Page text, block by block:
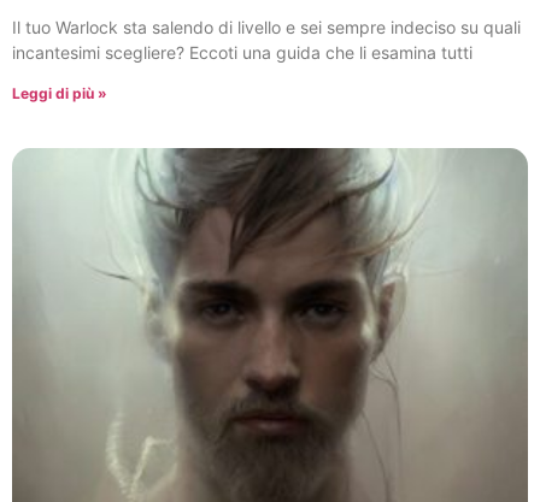
Il tuo Warlock sta salendo di livello e sei sempre indeciso su quali
incantesimi scegliere? Eccoti una guida che li esamina tutti
Leggi di più »